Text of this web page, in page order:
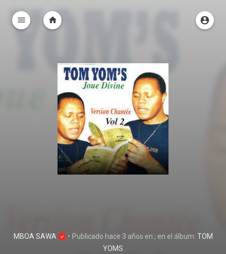
MBOA SAWA • Publicado hace 3 años en , en el álbum: TOM
YOMS